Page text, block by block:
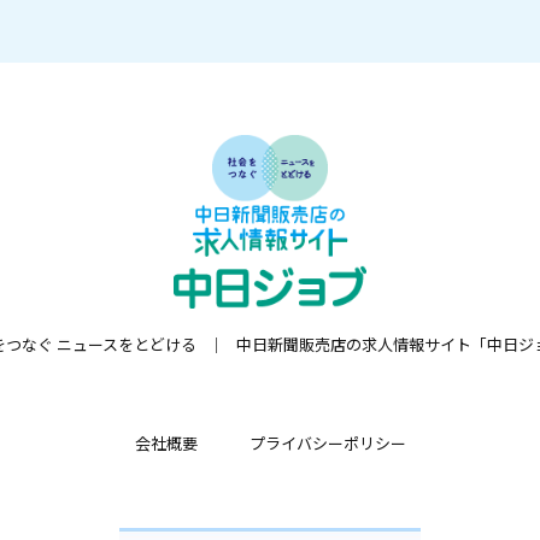
つなぐ ニュースをとどける 中日新聞販売店の求人情報サイト「中日ジ
会社概要 プライバシーポリシー